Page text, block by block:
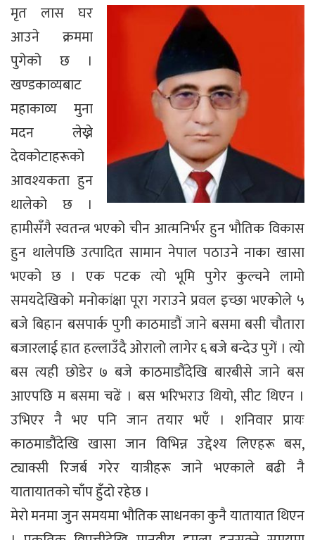
मृत लास घर
आउने क्रममा
पुगेको छ ।
खण्डकाव्यबाट
महाकाव्य मुना
मदन लेख्ने
देवकोटाहरूको
आवश्यकता हुन
थालेको छ ।
हामीसँगै स्वतन्त्र भएको चीन आत्मनिर्भर हुन भौतिक विकास
हुन थालेपछि उत्पादित सामान नेपाल पठाउने नाका खासा
भएको छ । एक पटक त्यो भूमि पुगेर कुल्चने लामो
समयदेखिको मनोकांक्षा पूरा गराउने प्रवल इच्छा भएकोले ५
बजे बिहान बसपार्क पुगी काठमाडौं जाने बसमा बसी चौतारा
बजारलाई हात हल्लाउँदै ओरालो लागेर ६ बजे बन्देउ पुगें । त्यो
बस त्यही छोडेर ७ बजे काठमाडौंदेखि बारबीसे जाने बस
आएपछि म बसमा चढें । बस भरिभराउ थियो, सीट थिएन ।
उभिएर नै भए पनि जान तयार भएँ । शनिवार प्रायः
काठमाडौंदेखि खासा जान विभिन्न उद्देश्य लिएहरू बस,
ट्याक्सी रिजर्ब गरेर यात्रीहरू जाने भएकाले बढी नै
यातायातको चाँप हुँदो रहेछ ।
मेरो मनमा जुन समयमा भौतिक साधनका कुनै यातायात थिएन